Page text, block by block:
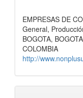
EMPRESAS DE
General,
BOGOTA, BOGOTA
COLOMBIA
http://